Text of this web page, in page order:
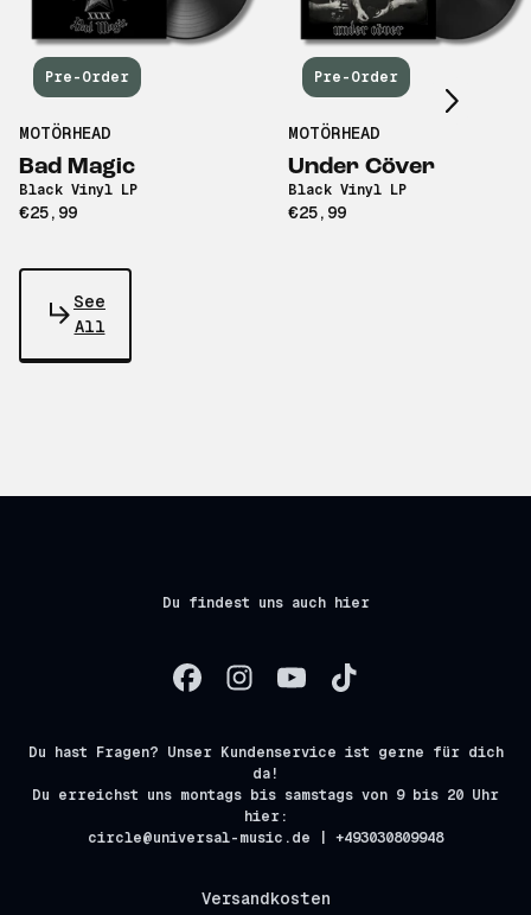
Pre-Order
MOTÖRHEAD
Bad Magic
Black Vinyl LP
€25,99
Pre-Order
MOTÖRHEAD
Under Cöver
Black Vinyl LP
€25,99
Scroll right
See
All
Du findest uns auch hier
Du hast Fragen? Unser Kundenservice ist gerne für dich
da!
Du erreichst uns montags bis samstags von 9 bis 20 Uhr
hier:
circle@universal-music.de | +493030809948
Versandkosten